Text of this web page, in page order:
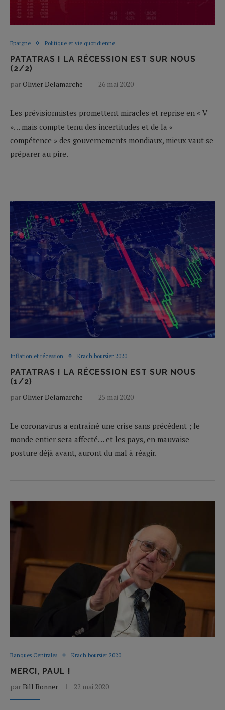
Epargne Politique et vie quotidienne
PATATRAS ! LA RÉCESSION EST SUR NOUS
(2/2)
parOlivier Delamarche 26 mai 2020
Les prévisionnistes promettent miracles et reprise en « V
»… mais compte tenu des incertitudes et de la «
compétence » des gouvernements mondiaux, mieux vaut se
préparer au pire.
Inflation et récession Krach boursier 2020
PATATRAS ! LA RÉCESSION EST SUR NOUS
(1/2)
parOlivier Delamarche 25 mai 2020
Le coronavirus a entraîné une crise sans précédent ; le
monde entier sera affecté… et les pays, en mauvaise
posture déjà avant, auront du mal à réagir.
Banques Centrales Krach boursier 2020
MERCI, PAUL !
par Bill Bonner 22 mai 2020